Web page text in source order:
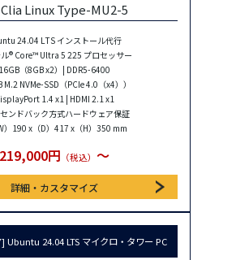
Linux Type-MU2-5
24.04 LTS インストール代行
® Core™ Ultra 5 225 プロセッサー
16GB（8GB x2）| DDR5-6400
M.2 NVMe-SSD（PCIe 4.0（x4））
1.4 x1 | HDMI 2.1 x1
ンドバック方式ハードウェア保証
）190 x（D）417 x（H）350 mm
219,000円 （税込） 〜
詳細・カスタマイズ
24.04 LTS マイクロ・タワー PC